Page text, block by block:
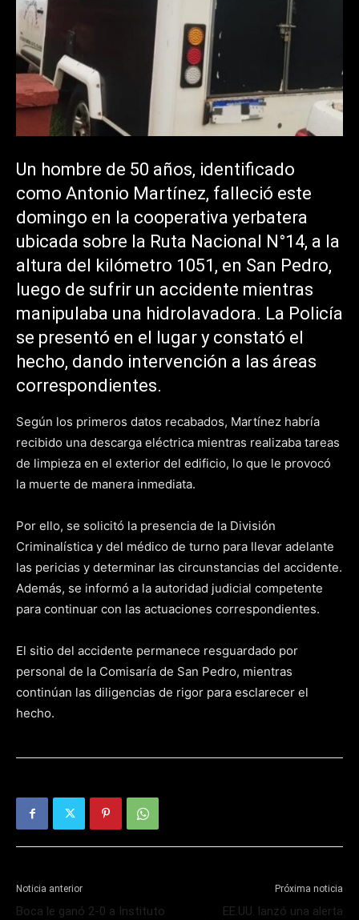
Un hombre de 50 años, identificado
como Antonio Martínez, falleció este
domingo en la cooperativa yerbatera
ubicada sobre la Ruta Nacional N°14, a la
altura del kilómetro 1051, en San Pedro,
luego de sufrir un accidente mientras
manipulaba una hidrolavadora. La Policía
se presentó en el lugar y constató el
hecho, dando intervención a las áreas
correspondientes.
Según los primeros datos recabados, Martínez habría
recibido una descarga eléctrica mientras realizaba tareas
de limpieza en el exterior del edificio, lo que le provocó
la muerte de manera inmediata.
Por ello, se solicitó la presencia de la División
Criminalística y del médico de turno para llevar adelante
las pericias y determinar las circunstancias del accidente.
Además, se informó a la autoridad judicial competente
para continuar con las actuaciones correspondientes.
El sitio del accidente permanece resguardado por
personal de la Comisaría de San Pedro, mientras
continúan las diligencias de rigor para esclarecer el
hecho.
Noticia anterior
Boca le ganó 2-0 a Instituto
Próxima noticia
EE.UU. lanzó una alerta